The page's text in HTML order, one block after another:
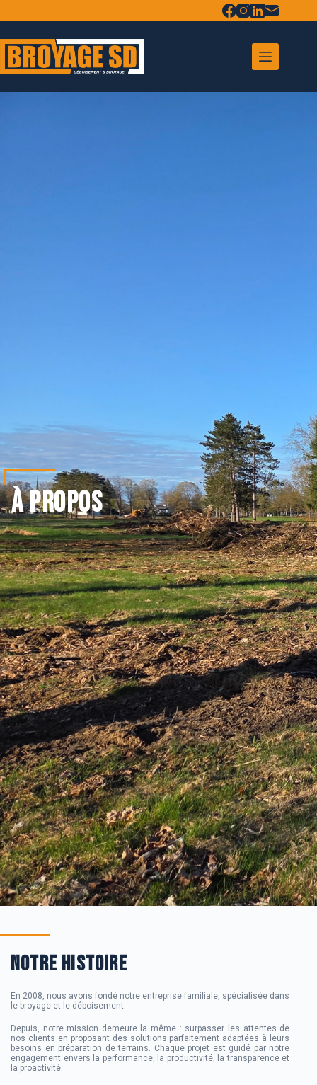
À PROPOS
NOTRE HISTOIRE
En 2008, nous avons fondé notre entreprise familiale, spécialisée dans
le broyage et le déboisement.
Depuis, notre mission demeure la même : surpasser les attentes de
nos clients en proposant des solutions parfaitement adaptées à leurs
besoins en préparation de terrains. Chaque projet est guidé par notre
engagement envers la performance, la productivité, la transparence et
la proactivité.